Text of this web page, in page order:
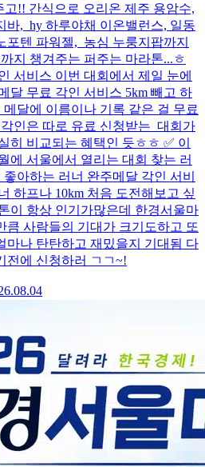
!! 간식으로 오리온 제주 용암수,
바, hy 하루야채 이온밸런스, 일동
포텐 파워젤, 농심 누룽지팝까지
지 챙겨주는 퍼주는 마라톤...ㅎ
서비스 이번 대회에서 제일 눈에
달 무료 각인 서비스 5km 빼고 하
달에 이름이나 기록 같은 걸 무료
인은 따로 유료 신청받는 대회가
히 비교되는 혜택인 듯ㅎㅎ ✅ 이
에 서울에서 열리는 대회 찾는 러
아하는 러너 완주메달 각인 서비
하프나 10km 처음 도전해보고 싶
이 항상 인기가많은데 한경서울마
큼 사람들의 기대가 크기도하고 또
마나 탄탄하고 재밌을지 기대됨 다
전에 신청하러 ㄱㄱ~!